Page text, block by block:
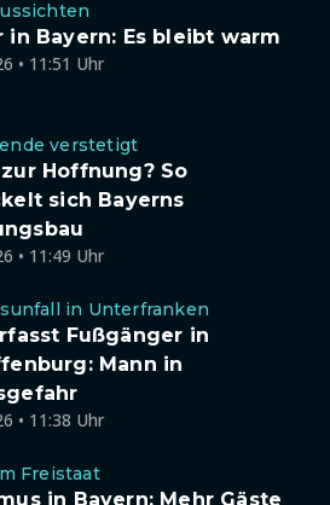
in Bayern: Es bleibt warm
• 11:51 Uhr
verstetigt
Hoffnung? So
sich Bayerns
• 11:49 Uhr
in Unterfranken
Fußgänger in
Mann in
• 11:38 Uhr
Freistaat
in Bayern: Mehr Gäste